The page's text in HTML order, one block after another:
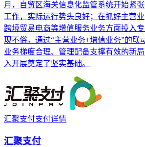
月，自贸区海关信息化监管系统开始紧
工作，实际运行势头良好；在抓好主营
跨境贸易电商等增值服务业务方面投入
现不俗。通过“主营业务+增值业务”的联
业务梯度合理、管理配备支撑有效的新
入开展奠定了坚实基础。
汇聚支付支付详情
汇聚支付